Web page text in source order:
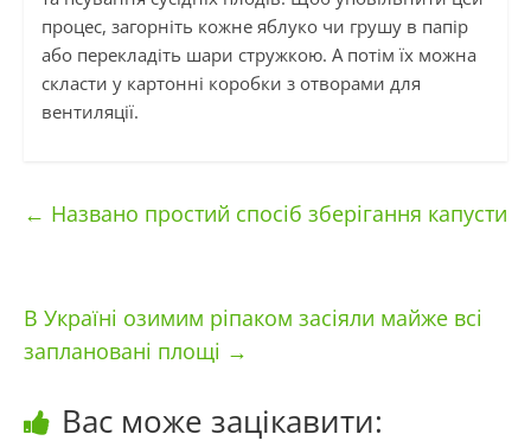
процес, загорніть кожне яблуко чи грушу в папір
або перекладіть шари стружкою. А потім їх можна
скласти у картонні коробки з отворами для
вентиляції.
← Названо простий спосіб зберігання капусти
В Україні озимим ріпаком засіяли майже всі
заплановані площі →
Вас може зацікавити: